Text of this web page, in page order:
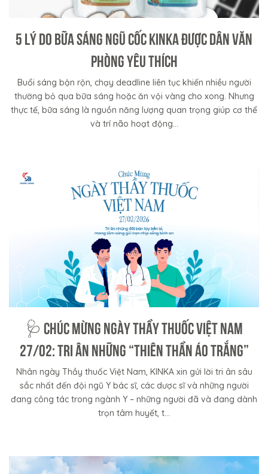
5 LÝ DO BỮA SÁNG NGŨ CỐC KINKA ĐƯỢC DÂN VĂN
PHÒNG YÊU THÍCH
Buổi sáng bận rộn, chạy deadline liên tục khiến nhiều người
thường bỏ qua bữa sáng hoặc ăn vội vàng cho xong. Nhưng
thực tế, bữa sáng là nguồn năng lượng quan trọng giúp cơ thể
và trí não hoạt động...
🩺 CHÚC MỪNG NGÀY THẦY THUỐC VIỆT NAM
27/02: TRI ÂN NHỮNG “THIÊN THẦN ÁO TRẮNG”
Nhân ngày Thầy thuốc Việt Nam, KINKA xin gửi lời tri ân sâu
sắc nhất đến đội ngũ Y bác sĩ, các dược sĩ và những người
đang công tác trong ngành Y – những người đã và đang dành
trọn tâm huyết, t...